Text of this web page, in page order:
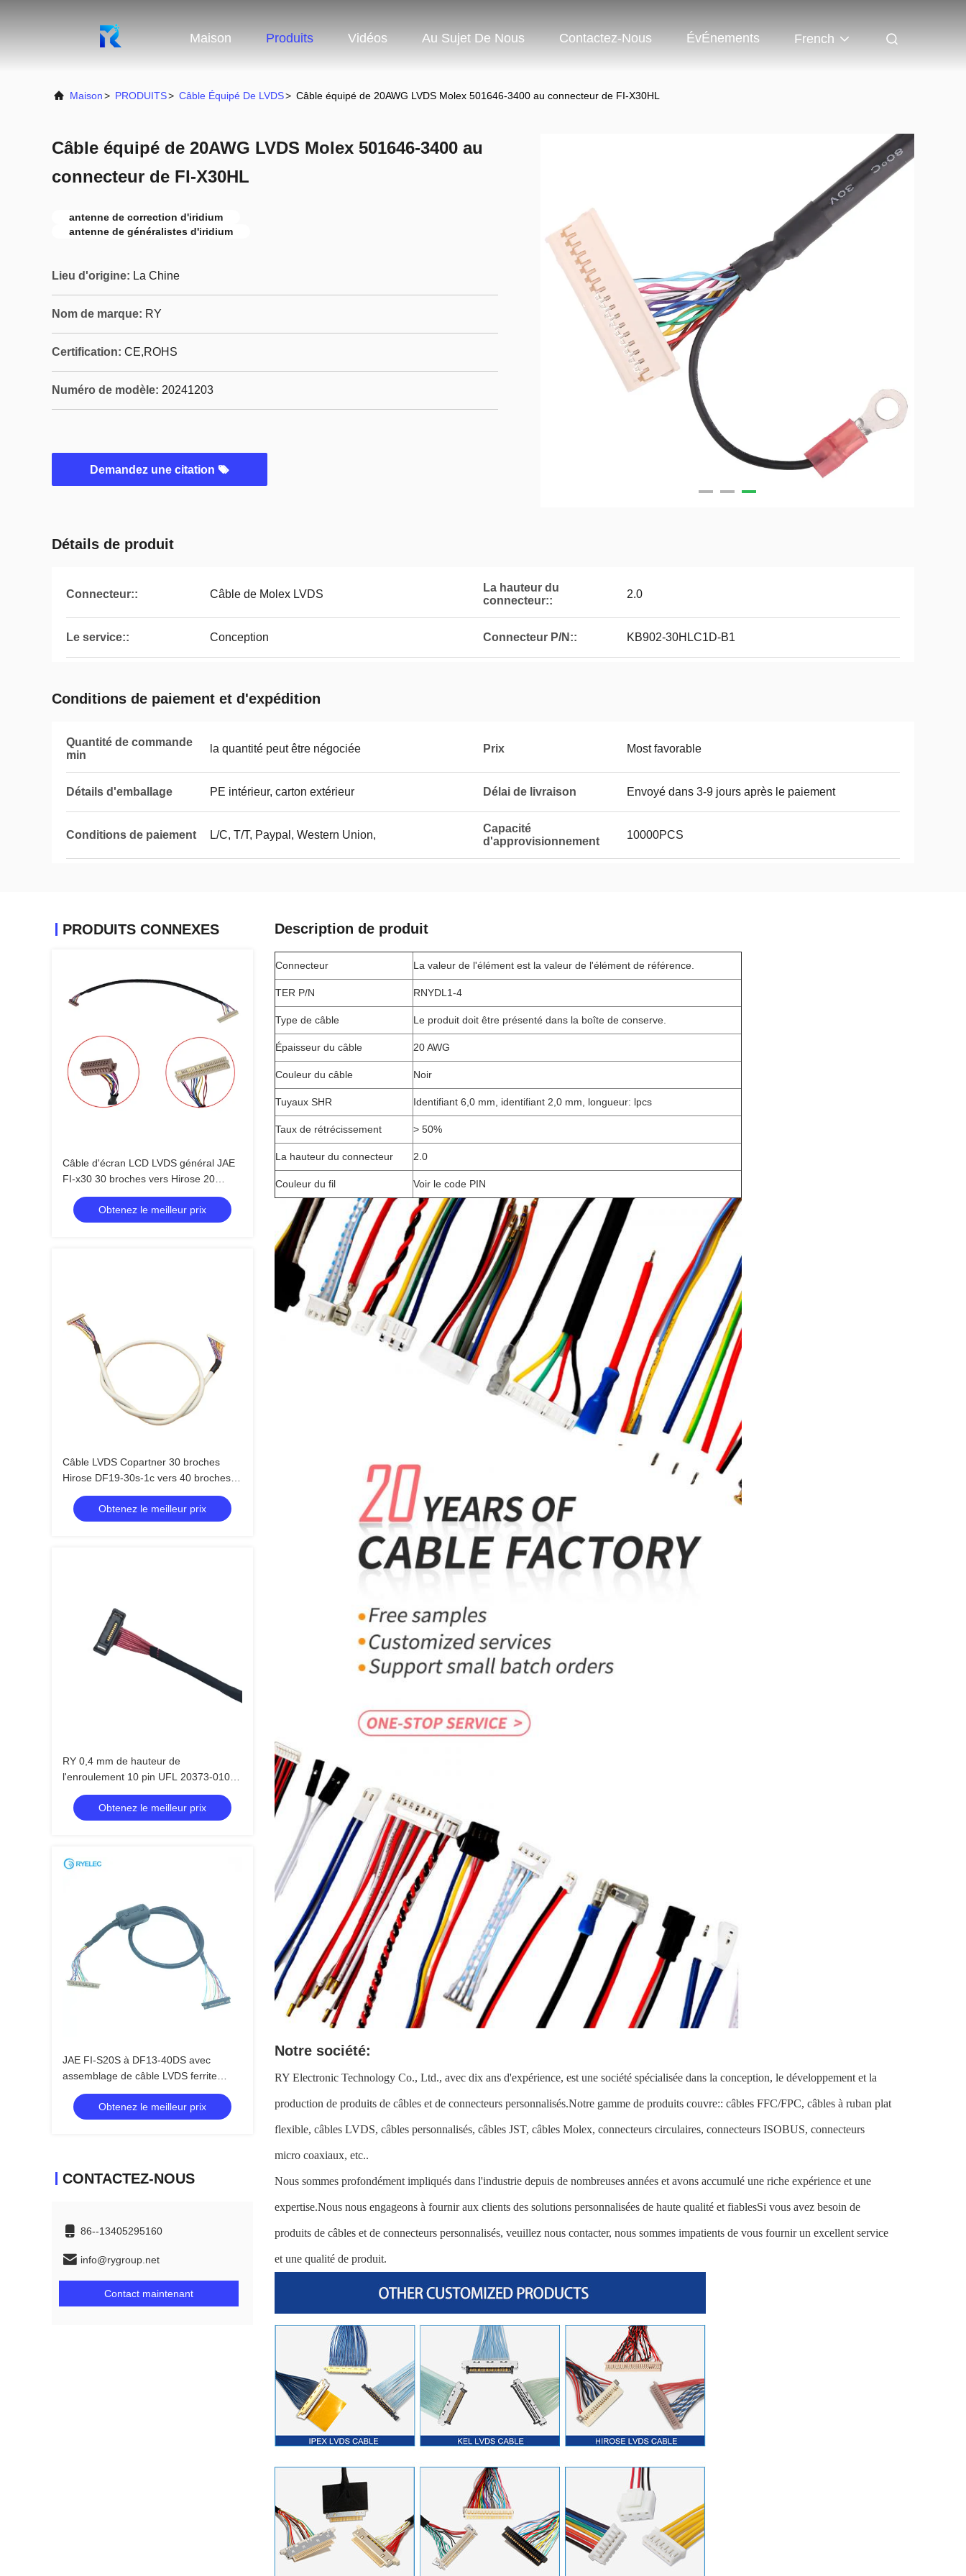
Maison Produits Vidéos Au Sujet De Nous Contactez-Nous ÉvÉnements French
Maison> PRODUITS> Câble Équipé De LVDS> Câble équipé de 20AWG LVDS Molex 501646-3400 au connecteur de FI-X30HL
Câble équipé de 20AWG LVDS Molex 501646-3400 au
connecteur de FI-X30HL
antenne de correction d'iridium
antenne de généralistes d'iridium
Lieu d'origine: La Chine
Nom de marque: RY
Certification: CE,ROHS
Numéro de modèle: 20241203
Demandez une citation
Détails de produit
Connecteur:: Câble de Molex LVDS
La hauteur du
connecteur::
2.0
Le service:: Conception Connecteur P/N:: KB902-30HLC1D-B1
Conditions de paiement et d'expédition
Quantité de commande
min
la quantité peut être négociée Prix Most favorable
Détails d'emballage PE intérieur, carton extérieur Délai de livraison Envoyé dans 3-9 jours après le paiement
Conditions de paiement L/C, T/T, Paypal, Western Union,
Capacité
d'approvisionnement
10000PCS
PRODUITS CONNEXES
Câble d'écran LCD LVDS général JAE
FI-x30 30 broches vers Hirose 20
broches DF13 fil blindé torsadé 20276
pour carte pilote
Obtenez le meilleur prix
Câble LVDS Copartner 30 broches
Hirose DF19-30s-1c vers 40 broches
DF13-40S-1.25C
Obtenez le meilleur prix
RY 0,4 mm de hauteur de
l'enroulement 10 pin UFL 20373-010T
à 10 pin UFL 20373-010T EDP Micro
Coax AWG36 Assemblage de câble
Lvds
Obtenez le meilleur prix
JAE FI-S20S à DF13-40DS avec
assemblage de câble LVDS ferrite
ZCAT2035-0930
Obtenez le meilleur prix
CONTACTEZ-NOUS
86--13405295160
info@rygroup.net
Contact maintenant
Description de produit
Connecteur La valeur de l'élément est la valeur de l'élément de référence.
TER P/N RNYDL1-4
Type de câble Le produit doit être présenté dans la boîte de conserve.
Épaisseur du câble 20 AWG
Couleur du câble Noir
Tuyaux SHR Identifiant 6,0 mm, identifiant 2,0 mm, longueur: lpcs
Taux de rétrécissement > 50%
La hauteur du connecteur 2.0
Couleur du fil Voir le code PIN
Notre société:
RY Electronic Technology Co., Ltd., avec dix ans d'expérience, est une société spécialisée dans la conception, le développement et la
production de produits de câbles et de connecteurs personnalisés.Notre gamme de produits couvre:: câbles FFC/FPC, câbles à ruban plat
flexible, câbles LVDS, câbles personnalisés, câbles JST, câbles Molex, connecteurs circulaires, connecteurs ISOBUS, connecteurs
micro coaxiaux, etc..
Nous sommes profondément impliqués dans l'industrie depuis de nombreuses années et avons accumulé une riche expérience et une
expertise.Nous nous engageons à fournir aux clients des solutions personnalisées de haute qualité et fiablesSi vous avez besoin de
produits de câbles et de connecteurs personnalisés, veuillez nous contacter, nous sommes impatients de vous fournir un excellent service
et une qualité de produit.